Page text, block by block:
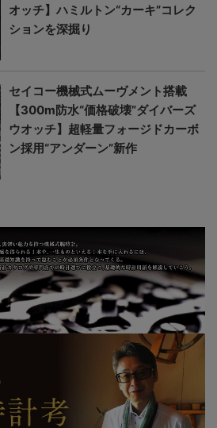
オッチ】ハミルトン“カーキ”コレク
ションを深掘り
セイコー機械式ムーヴメント搭載
【300m防水“価格破壊”ダイバーズ
ウオッチ】超軽量フォージドカーボ
ン採用“アンダーン”新作